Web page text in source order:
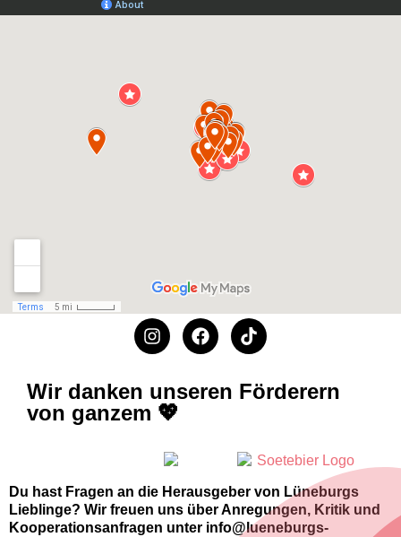
Wir danken unseren Förderern
von ganzem 💖
Du hast Fragen an die Herausgeber von Lüneburgs
Lieblinge? Wir freuen uns über Anregungen, Kritik und
Kooperationsanfragen unter info@lueneburgs-